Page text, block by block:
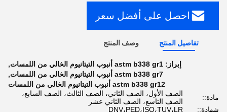
احصل على أفضل سعر
تفاصيل المنتج وصف المنتج
إبراز: astm b338 gr1 أنبوب التيتانيوم الخالي من اللمسات
,
astm b338 gr7 أنبوب التيتانيوم الخالي من اللمسات
,
astm b338 gr12 أنبوب التيتانيوم الخالي من اللمسات
مادة::
الصف الأول، الصف الثاني، الصف الثالث، الصف السابع،
الصف التاسع، الصف الثاني عشر
شهادة::
DNV،PED،ISO،TUV،LR